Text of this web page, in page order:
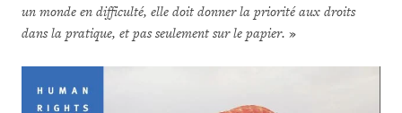
un monde en difficulté, elle doit donner la priorité aux droits
dans la pratique, et pas seulement sur le papier. »